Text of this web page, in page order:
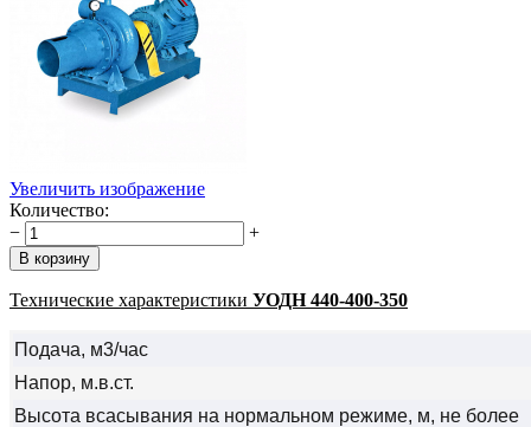
Увеличить изображение
Количество:
−
+
Технические характеристики УОДН 440-400-350
Подача, м3/час
Напор, м.в.ст.
Высота всасывания на нормальном режиме, м, не более